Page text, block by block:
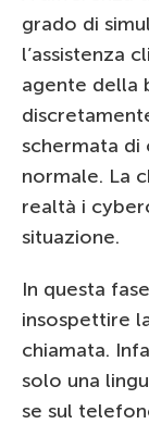
grado di
l’assistenza
agente della
schermata di
normale. La
realtà i
situazione.
In questa
insospettire
chiamata.
solo una
se sul